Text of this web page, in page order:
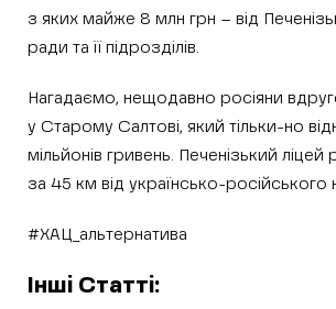
з яких майже 8 млн грн – від
ради та її підрозділів.
Нагадаємо, нещодавно росіяни
у Старому Салтові, який тільки-но
мільйонів гривень. Печенізький
за 45 км від українсько-російського
#ХАЦ_альтернатива
Інші Статті: